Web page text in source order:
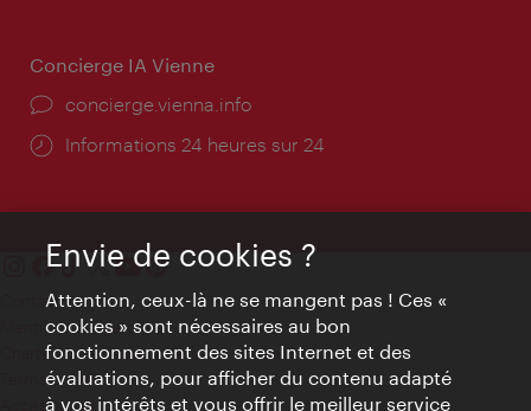
Concierge IA Vienne
Ort:
concierge.vienna.info
Öffnungszeiten:
Informations 24 heures sur 24
Contact
Mentions obligatoires
Charte sur le respect de la vie privée
Terms of Use
Accessibilité
Envie de cookies ?
Attention, ceux-là ne se mangent pas ! Ces «
cookies » sont nécessaires au bon
fonctionnement des sites Internet et des
évaluations, pour afficher du contenu adapté
à vos intérêts et vous offrir le meilleur service